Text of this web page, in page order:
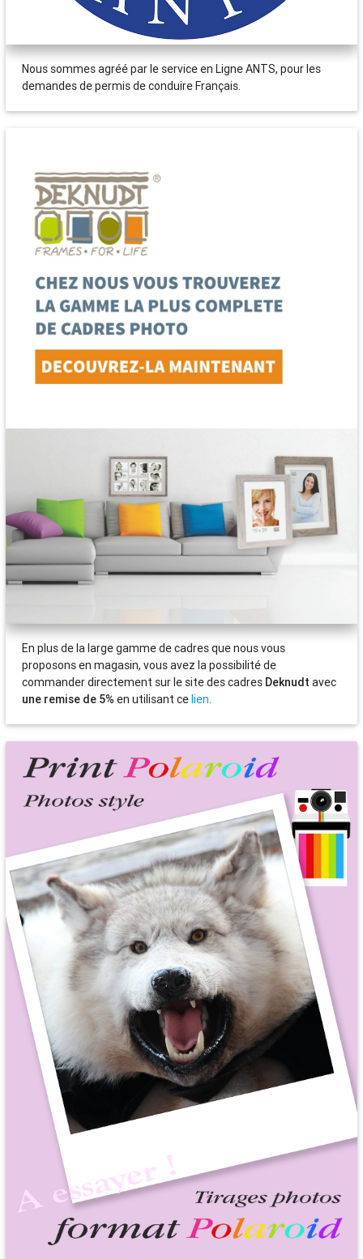
Nous sommes agréé par le service en Ligne ANTS, pour les
demandes de permis de conduire Français.
En plus de la large gamme de cadres que nous vous
proposons en magasin, vous avez la possibilité de
commander directement sur le site des cadres Deknudt avec
une remise de 5% en utilisant celien.